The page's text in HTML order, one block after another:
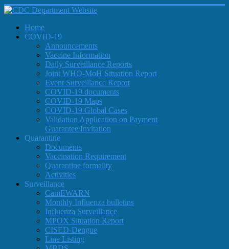
Home
COVID-19
Announcements
Vaccine Information
Daily Surveillance Reports
Joint WHO-MoH Situation Report
Event Surveillance Report
COVID-19 documents
COVID-19 Maps
COVID-19 Global Cases
Validation Application on Payment
Guarantee/Invitation
Quarantine
Documents
Vaccination Requirement
Quarantine formality
Activities
Surveillance
CamEWARN
Monthly Influenza bulletins
Influenza Surveillance
MPOX Situation Report
CISED-Dengue
Line Listing